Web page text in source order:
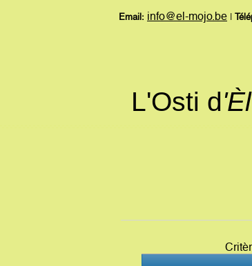
Email: info@el-mojo.be
L'Osti d